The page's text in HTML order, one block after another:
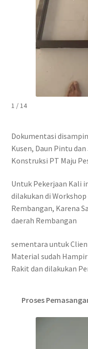
1 / 14
Dokumentasi
Kusen, Daun Pintu
Konstruksi PT Maju
Untuk Pekerjaan Kali
dilakukan di
Rembangan, Karena
daerah Rembangan
sementara untuk
Material sudah
Rakit dan dilakukan
Proses